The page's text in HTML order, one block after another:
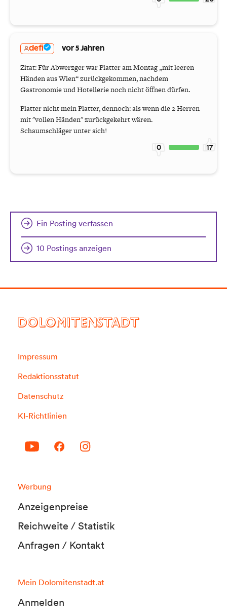
defi vor 5 Jahren
Zitat: Für Abwerzger war Platter am Montag „mit leeren
Händen aus Wien“ zurückgekommen, nachdem
Gastronomie und Hotellerie noch nicht öffnen dürfen.
Platter nicht mein Platter, dennoch: als wenn die 2 Herren
mit "vollen Händen" zurückgekehrt wären.
Schaumschläger unter sich!
0 17
Ein Posting verfassen
10 Postings anzeigen
DOLOMITENSTADT
Impressum
Redaktionsstatut
Datenschutz
KI-Richtlinien
Werbung
Anzeigenpreise
Reichweite / Statistik
Anfragen / Kontakt
Mein Dolomitenstadt.at
Anmelden